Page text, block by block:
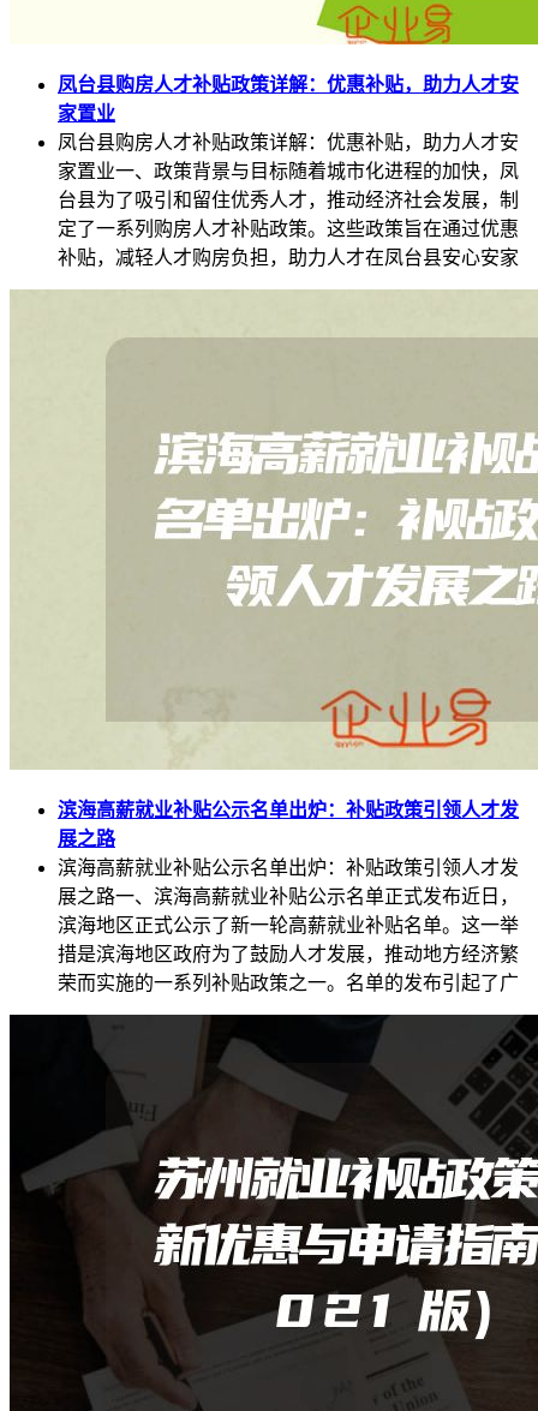
凤台县购房人才补贴政策详解：优惠补贴，助力人才安
家置业
凤台县购房人才补贴政策详解：优惠补贴，助力人才安
家置业一、政策背景与目标随着城市化进程的加快，凤
台县为了吸引和留住优秀人才，推动经济社会发展，制
定了一系列购房人才补贴政策。这些政策旨在通过优惠
补贴，减轻人才购房负担，助力人才在凤台县安心安家
滨海高薪就业补贴公示名单出炉：补贴政策引领人才发
展之路
滨海高薪就业补贴公示名单出炉：补贴政策引领人才发
展之路一、滨海高薪就业补贴公示名单正式发布近日，
滨海地区正式公示了新一轮高薪就业补贴名单。这一举
措是滨海地区政府为了鼓励人才发展，推动地方经济繁
荣而实施的一系列补贴政策之一。名单的发布引起了广